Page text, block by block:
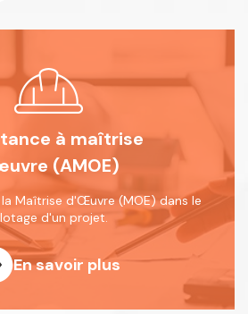
à maîtrise
(AMOE)
Maîtrise d'Œuvre(MOE) dans le
d'un projet.
En savoir plus